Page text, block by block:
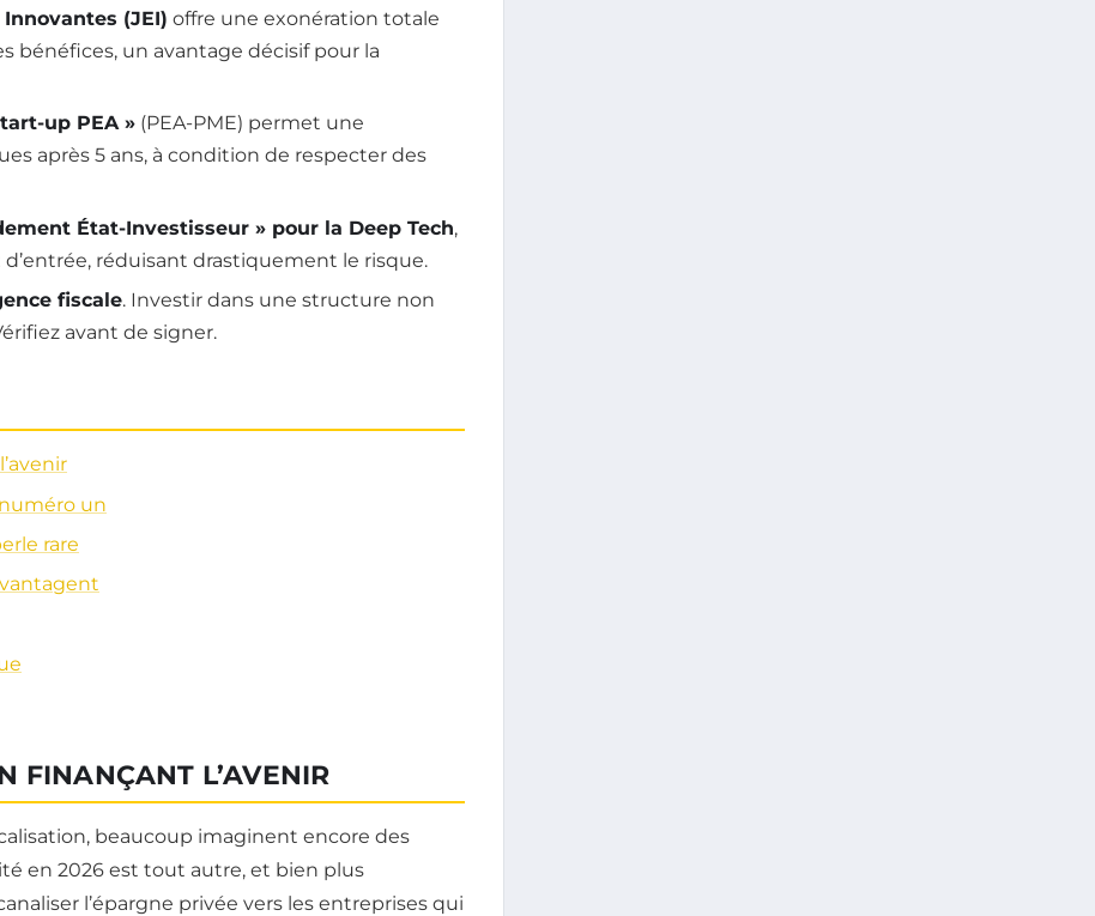
(JEI) offre une exonération totale
bénéfices, un avantage décisif pour la
up PEA » (PEA-PME) permet une
après 5 ans, à condition de respecter des
État-Investisseur » pour la Deep Tech,
d’entrée, réduisant drastiquement le risque.
fiscale. Investir dans une structure non
avant de signer.
un
rare
FINANÇANT L’AVENIR
beaucoup imaginent encore des
en 2026 est tout autre, et bien plus
l’épargne privée vers les entreprises qui